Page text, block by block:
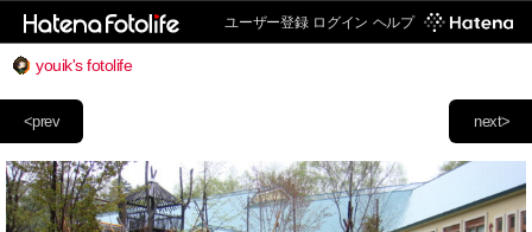
ユーザー登録 ログイン ヘルプ
youik's fotolife
next>
<prev